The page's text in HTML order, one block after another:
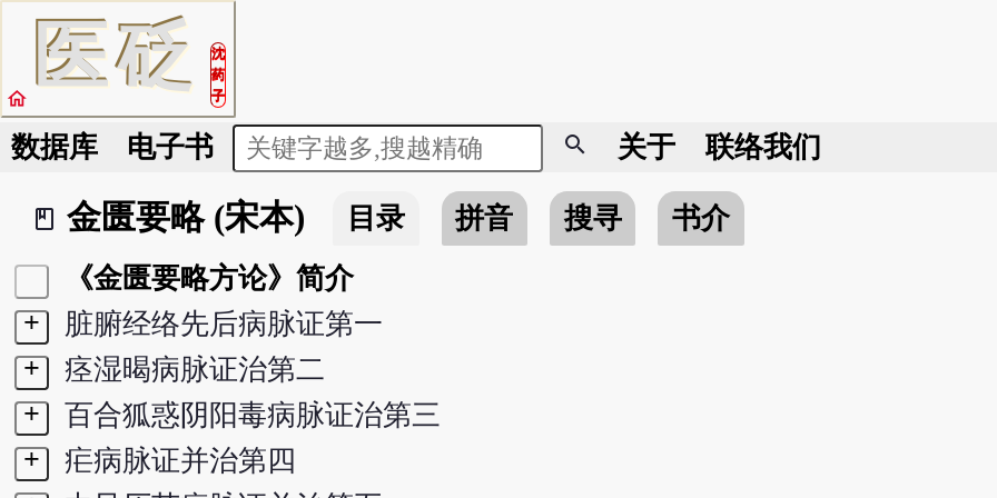
医砭
沈
药
子
home
数据库 电子书 search 关于 联络我们
book_2
金匮要略 (宋本) 目录 拼音 搜寻
书介
《金匮要略方论》简介
+
脏腑经络先后病脉证第一
+
痉湿暍病脉证治第二
+
百合狐惑阴阳毒病脉证治第三
+
疟病脉证并治第四